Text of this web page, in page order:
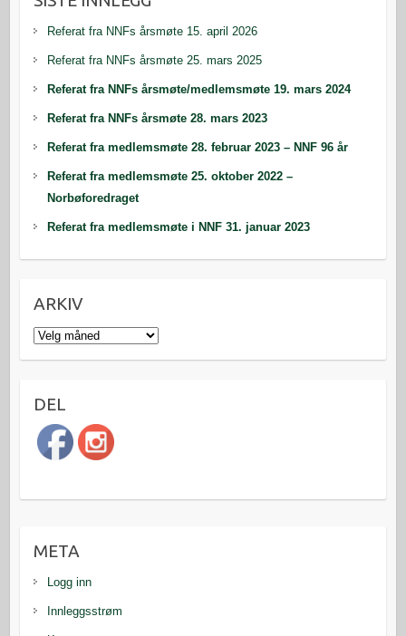
Referat fra NNFs årsmøte 15. april 2026
Referat fra NNFs årsmøte 25. mars 2025
Referat fra NNFs årsmøte/medlemsmøte 19. mars 2024
Referat fra NNFs årsmøte 28. mars 2023
Referat fra medlemsmøte 28. februar 2023 – NNF 96 år
Referat fra medlemsmøte 25. oktober 2022 –
Norbøforedraget
Referat fra medlemsmøte i NNF 31. januar 2023
ARKIV
Arkiv
DEL
META
Logg inn
Innleggsstrøm